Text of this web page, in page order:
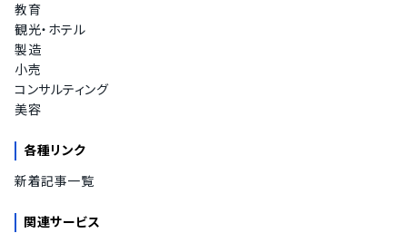
教育
観光・ホテル
製造
小売
コンサルティング
美容
各種リンク
新着記事一覧
関連サービス